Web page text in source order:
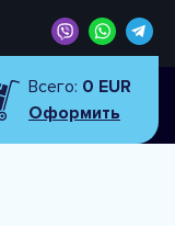
Всего: 0 EUR
Оформить